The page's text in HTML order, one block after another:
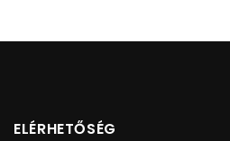
ELÉRHETŐSÉG